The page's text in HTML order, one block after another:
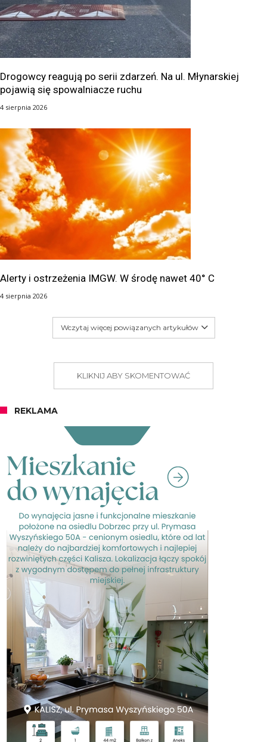
Drogowcy reagują po serii zdarzeń. Na ul. Młynarskiej
pojawią się spowalniacze ruchu
4 sierpnia 2026
Alerty i ostrzeżenia IMGW. W środę nawet 40° C
4 sierpnia 2026
Wczytaj więcej powiązanych artykułów
KLIKNIJ ABY SKOMENTOWAĆ
REKLAMA